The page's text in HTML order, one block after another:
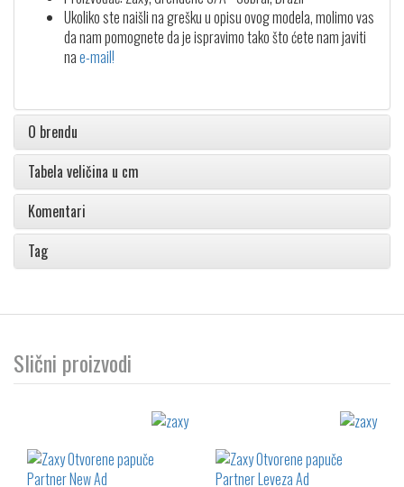
Ukoliko ste naišli na grešku u opisu ovog modela, molimo vas
da nam pomognete da je ispravimo tako što ćete nam javiti
nae-mail!
O brendu
Tabela veličina u cm
Komentari
Tag
Slični proizvodi